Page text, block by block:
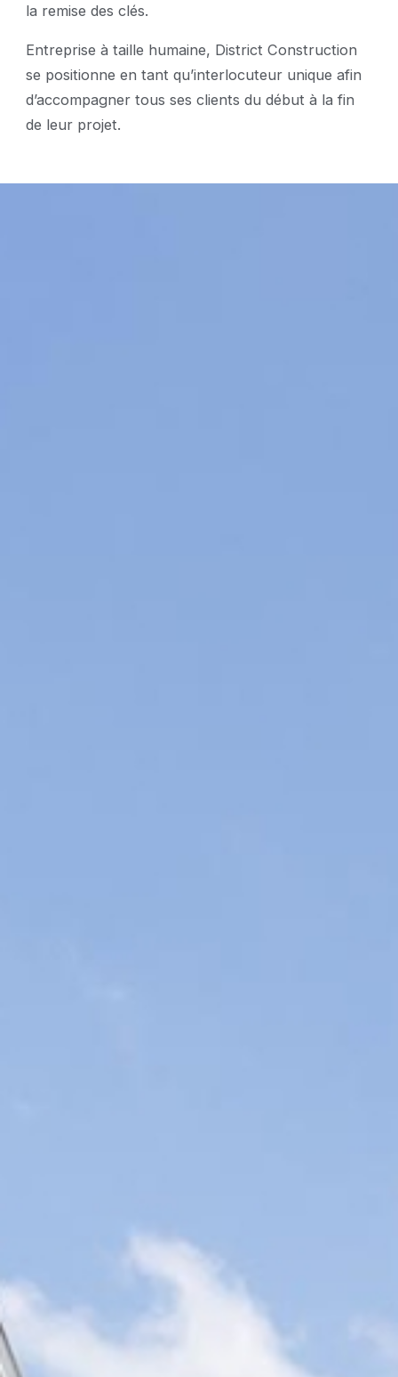
la remise des clés.
Entreprise à taille humaine, District Construction
se positionne en tant qu’interlocuteur unique afin
d’accompagner tous ses clients du début à la fin
de leur projet.